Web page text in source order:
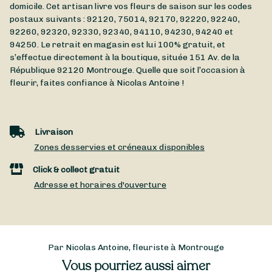
domicile. Cet artisan livre vos fleurs de saison sur les codes
postaux suivants : 92120, 75014, 92170, 92220, 92240,
92260, 92320, 92330, 92340, 94110, 94230, 94240 et
94250. Le retrait en magasin est lui 100% gratuit, et
s’effectue directement à la boutique, située 151 Av. de la
République92120 Montrouge. Quelle que soit l’occasion à
fleurir, faites confiance à Nicolas Antoine !
Livraison
Zones desservies et créneaux disponibles
Click & collect gratuit
Adresse et horaires d'ouverture
Par Nicolas Antoine, fleuriste à Montrouge
Vous pourriez aussi aimer